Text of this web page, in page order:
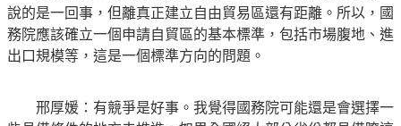
說的是一回事，但離真正建立自由貿易區還有距離。所以，國
務院應該確立一個申請自貿區的基本標準，包括市場腹地、進
出口規模等，這是一個標準方向的問題。
邢厚媛：有競爭是好事。我覺得國務院可能還是會選擇一